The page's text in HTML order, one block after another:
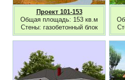
Проект 101-153
Общая площадь: 153 кв.м
Стены: газобетонный блок